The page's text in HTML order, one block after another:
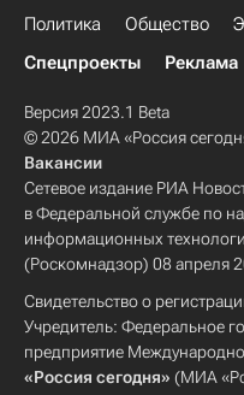
Политика Общество
Спецпроекты
Реклама
Версия 2023.1 Beta
© 2026 МИА «Россия
Вакансии
Сетевое издание РИА
в Федеральной службе по
информационных
(Роскомнадзор) 08 апреля
Свидетельство о
Учредитель: Федеральное
предприятие
«Россия сегодня» (МИА